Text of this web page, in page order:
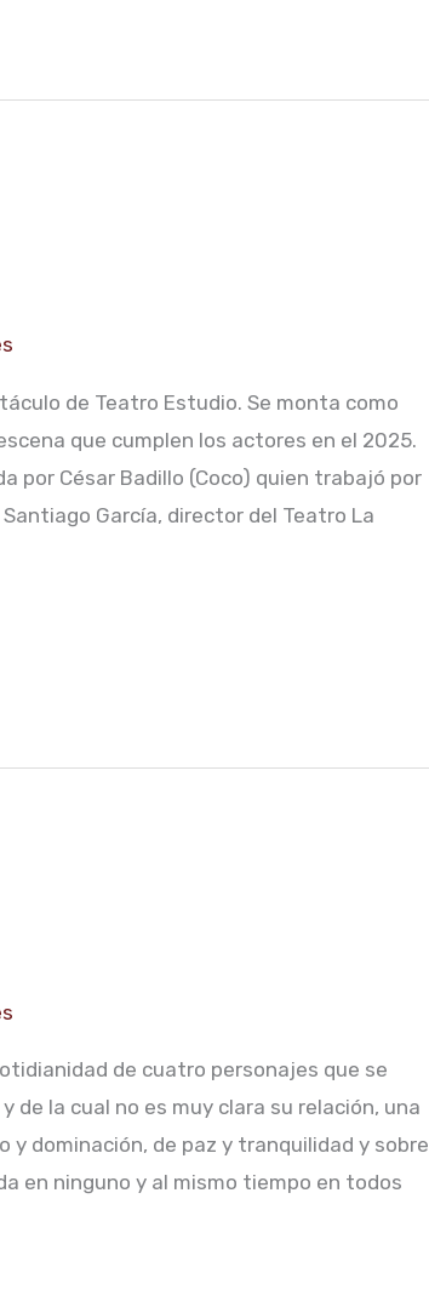
de Teatro Estudio. Se monta como
que cumplen los actores en el 2025.
por César Badillo (Coco) quien trabajó por
García, director del Teatro La
de cuatro personajes que se
de la cual no es muy clara su relación, una
y dominación, de paz y tranquilidad y sobre
en ninguno y al mismo tiempo en todos